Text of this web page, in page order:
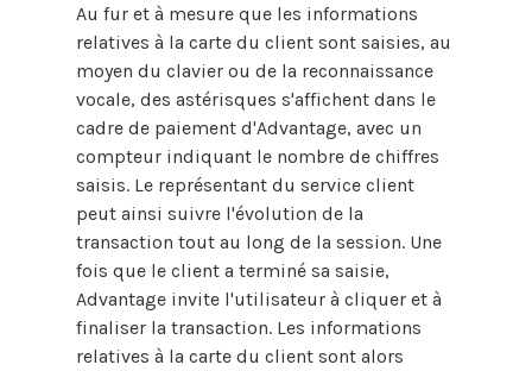
Au fur et à mesure que les informations
relatives à la carte du client sont saisies, au
moyen du clavier ou de la reconnaissance
vocale, des astérisques s'affichent dans le
cadre de paiement d'Advantage, avec un
compteur indiquant le nombre de chiffres
saisis. Le représentant du service client
peut ainsi suivre l'évolution de la
transaction tout au long de la session. Une
fois que le client a terminé sa saisie,
Advantage invite l'utilisateur à cliquer et à
finaliser la transaction. Les informations
relatives à la carte du client sont alors